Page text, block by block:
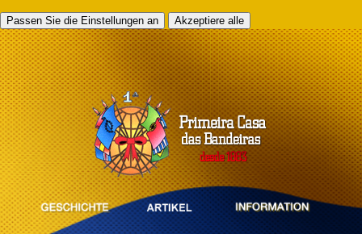
Passen Sie die Einstellungen an Akzeptiere alle